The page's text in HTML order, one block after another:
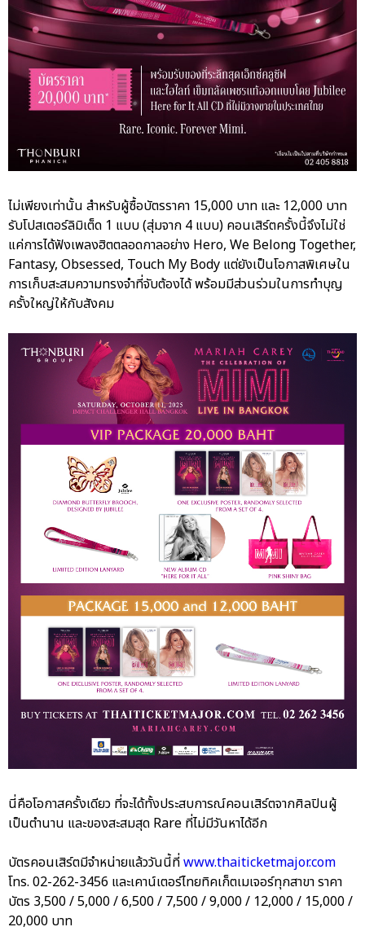
ไม่เพียงเท่านั้น สำหรับผู้ซื้อบัตรราคา 15,000 บาท และ 12,000 บาท
รับโปสเตอร์ลิมิเต็ด 1 แบบ (สุ่มจาก 4 แบบ) คอนเสิร์ตครั้งนี้จึงไม่ใช่
แค่การได้ฟังเพลงฮิตตลอดกาลอย่าง Hero, We Belong Together,
Fantasy, Obsessed, Touch My Body แต่ยังเป็นโอกาสพิเศษใน
การเก็บสะสมความทรงจำที่จับต้องได้ พร้อมมีส่วนร่วมในการทำบุญ
ครั้งใหญ่ให้กับสังคม
นี่คือโอกาสครั้งเดียว ที่จะได้ทั้งประสบการณ์คอนเสิร์ตจากศิลปินผู้
เป็นตำนาน และของสะสมสุด Rare ที่ไม่มีวันหาได้อีก
บัตรคอนเสิร์ตมีจำหน่ายแล้ววันนี้ที่www.thaiticketmajor.com
โทร. 02-262-3456 และเคาน์เตอร์ไทยทิคเก็ตเมเจอร์ทุกสาขา ราคา
บัตร 3,500 / 5,000 / 6,500 / 7,500 / 9,000 / 12,000 / 15,000 /
20,000 บาท